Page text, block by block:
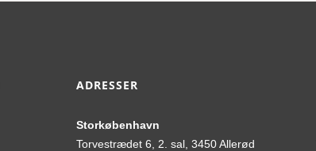
ADRESSER
Storkøbenhavn
Torvestrædet 6, 2. sal, 3450 Allerød